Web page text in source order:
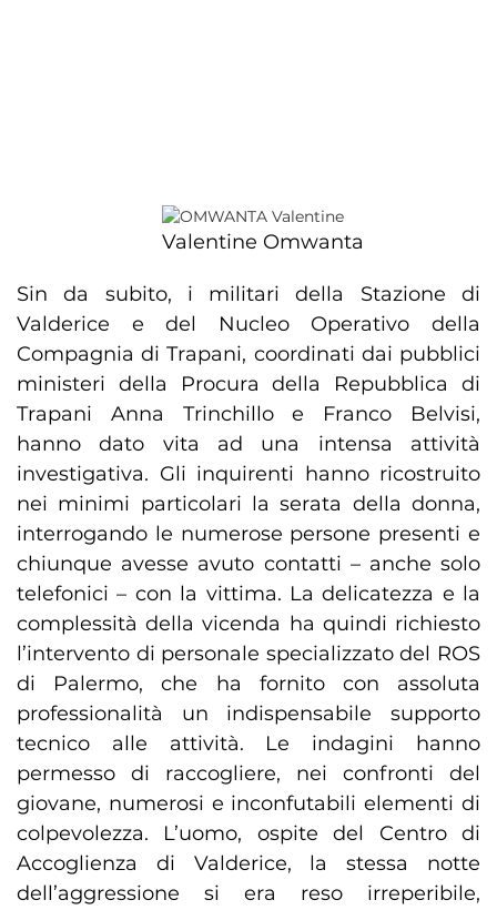
Valentine Omwanta
Sin da subito, i militari della Stazione di
Valderice e del Nucleo Operativo della
Compagnia di Trapani, coordinati dai pubblici
ministeri della Procura della Repubblica di
Trapani Anna Trinchillo e Franco Belvisi,
hanno dato vita ad una intensa attività
investigativa. Gli inquirenti hanno ricostruito
nei minimi particolari la serata della donna,
interrogando le numerose persone presenti e
chiunque avesse avuto contatti – anche solo
telefonici – con la vittima. La delicatezza e la
complessità della vicenda ha quindi richiesto
l’intervento di personale specializzato del ROS
di Palermo, che ha fornito con assoluta
professionalità un indispensabile supporto
tecnico alle attività. Le indagini hanno
permesso di raccogliere, nei confronti del
giovane, numerosi e inconfutabili elementi di
colpevolezza. L’uomo, ospite del Centro di
Accoglienza di Valderice, la stessa notte
dell’aggressione si era reso irreperibile,